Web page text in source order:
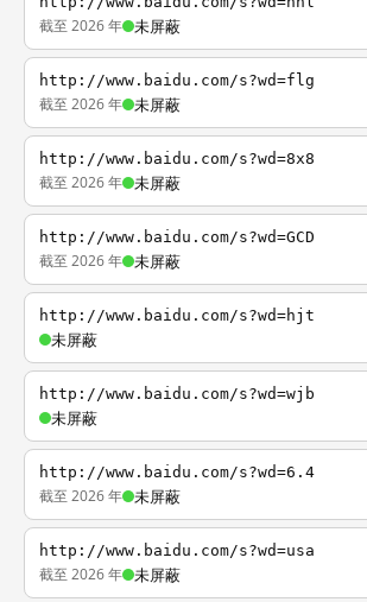
截至 2026 年 未屏蔽
http://www.baidu.com/s?wd=flg
截至 2026 年 未屏蔽
http://www.baidu.com/s?wd=8x8
截至 2026 年 未屏蔽
http://www.baidu.com/s?wd=GCD
截至 2026 年 未屏蔽
http://www.baidu.com/s?wd=hjt
未屏蔽
http://www.baidu.com/s?wd=wjb
未屏蔽
http://www.baidu.com/s?wd=6.4
截至 2026 年 未屏蔽
http://www.baidu.com/s?wd=usa
截至 2026 年 未屏蔽